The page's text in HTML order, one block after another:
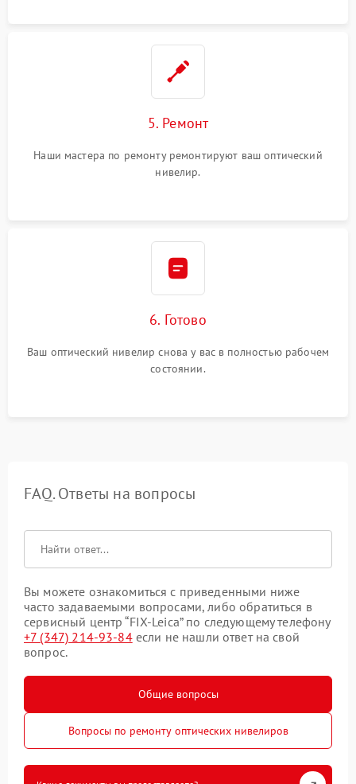
5. Ремонт
Наши мастера по ремонту ремонтируют ваш оптический
нивелир.
6. Готово
Ваш оптический нивелир снова у вас в полностью рабочем
состоянии.
FAQ. Ответы на вопросы
Вы можете ознакомиться с приведенными ниже
часто задаваемыми вопросами, либо обратиться в
сервисный центр “FIX-Leica” по следующему телефону
+7 (347) 214-93-84если не нашли ответ на свой
вопрос.
Общие вопросы
Вопросы по ремонту оптических нивелиров